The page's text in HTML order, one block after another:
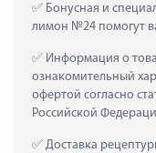
Бонусная и
лимон №24 помогут
Информация о
ознакомительный
офертой согласно
Российской
Доставка